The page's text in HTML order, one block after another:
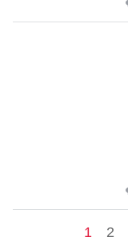
1 2